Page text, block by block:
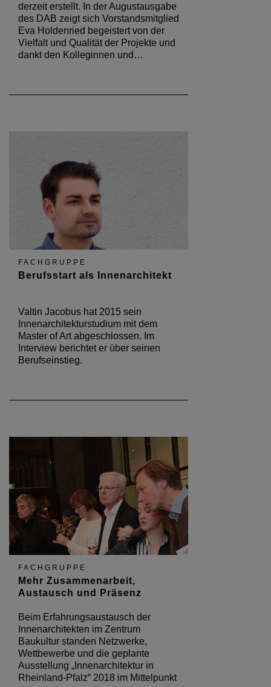
derzeit erstellt. In der Augustausgabe
des DAB zeigt sich Vorstandsmitglied
Eva Holdenried begeistert von der
Vielfalt und Qualität der Projekte und
dankt den Kolleginnen und…
FACHGRUPPE
Berufsstart als Innenarchitekt
Valtin Jacobus hat 2015 sein
Innenarchitekturstudium mit dem
Master of Art abgeschlossen. Im
Interview berichtet er über seinen
Berufseinstieg.
FACHGRUPPE
Mehr Zusammenarbeit,
Austausch und Präsenz
Beim Erfahrungsaustausch der
Innenarchitekten im Zentrum
Baukultur standen Netzwerke,
Wettbewerbe und die geplante
Ausstellung „Innenarchitektur in
Rheinland-Pfalz“ 2018 im Mittelpunkt